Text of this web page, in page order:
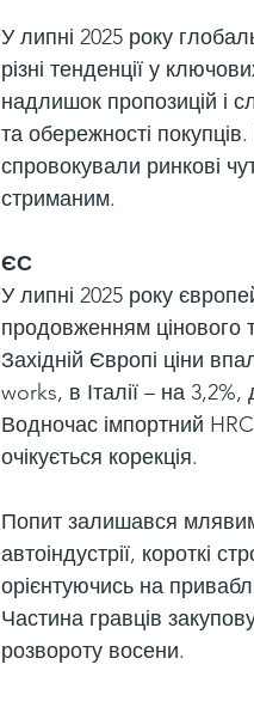
У липні 2025 року
різні тенденції у
надлишок пропозицій і
та обережності
спровокували ринкові
стриманим.
ЄС
У липні 2025 року
продовженням цінового
Західній Європі ціни
works, в Італії – на
Водночас імпортний
очікується корекція.
Попит залишався млявим:
автоіндустрії, короткі
орієнтуючись на
Частина гравців
розвороту восени.